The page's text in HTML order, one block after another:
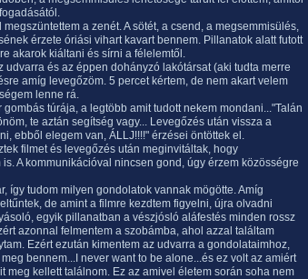
a zenét. A sötét, a csend, a megsemmisülés,
érzete óriási vihart kavart bennem. Pillanatok alatt futott
akarok kiáltani és sírni a félelemtől.
udvarra és az éppen dohányzó lakótársat (aki tudta merre
amíg levegőzöm. 5 percet kértem, de nem akart velem
lenne rá.
túrája, a legtöbb amit tudott nekem mondani..."Talán
te aztán segítség vagy... Levegőzés után vissza a
ebből elegem van, ÁLLJ!!!!" érzései öntöttek el.
filmet és levegőzés után meginvitáltak, hogy
A kommunikációval nincsen gond, úgy érzem közösségre
így tudom milyen gondolatok vannak mögötte. Amíg
de amint a filmre kezdtem figyelni, újra olvadni
egyik pillanatban a vészjósló aláfestés minden rossz
azonnal felmentem a szobámba, ahol azzal találtam
Ezért ezután kimentem az udvarra a gondolataimhoz,
bennem...I never want to be alone...és ez volt az amiért
meg kellett találnom. Ez az amivel életem során soha nem